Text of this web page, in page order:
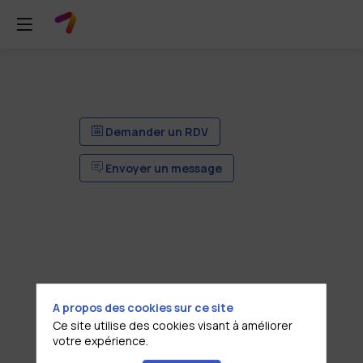
Demander un RDV
Envoyer un message
A propos des cookies sur ce site
Ce site utilise des cookies visant à améliorer
votre expérience.